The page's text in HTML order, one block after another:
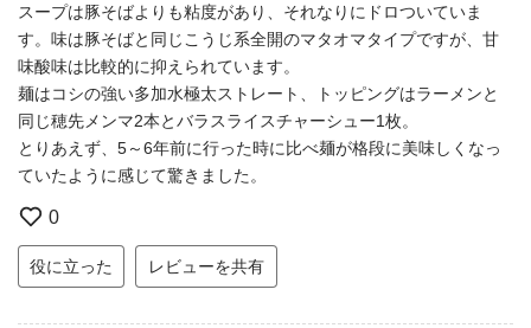
スープは豚そばよりも粘度があり、それなりにドロついていま
す。味は豚そばと同じこうじ系全開のマタオマタイプですが、甘
味酸味は比較的に抑えられています。
麺はコシの強い多加水極太ストレート、トッピングはラーメンと
同じ穂先メンマ2本とバラスライスチャーシュー1枚。
とりあえず、5～6年前に行った時に比べ麺が格段に美味しくなっ
ていたように感じて驚きました。
0
役に立った レビューを共有